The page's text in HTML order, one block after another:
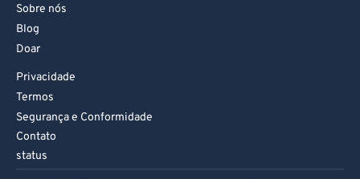
Sobre nós
Blog
Doar
Privacidade
Termos
Segurança e Conformidade
Contato
status